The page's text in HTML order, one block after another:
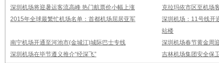
深圳机场将迎暑运客流高峰 热门航票价小幅上涨
克拉玛依市区至机场
2015年全球最繁忙机场名单：首都机场屈居亚军
深圳机场：11号线开
站楼
南宁机场开通至河池市(金城江)城际巴士专线
深圳机场春节黄金周
深圳机场在毕节遵义推介“经深飞”
吉林机场集团安全保